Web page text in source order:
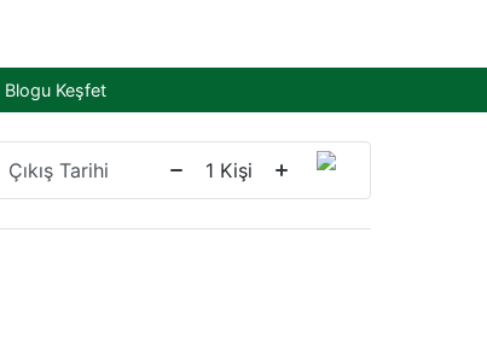
Blogu Keşfet
Çıkış Tarihi 1 Kişi